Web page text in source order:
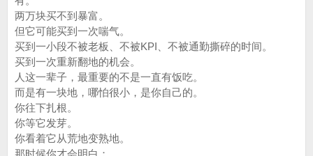
两万块买不到暴富。
但它可能买到一次喘气。
买到一小段不被老板、不被KPI、不被通勤撕碎的时间。
买到一次重新翻地的机会。
人这一辈子，最重要的不是一直有饭吃。
而是有一块地，哪怕很小，是你自己的。
你往下扎根。
你等它发芽。
你看着它从荒地变熟地。
那时候你才会明白：